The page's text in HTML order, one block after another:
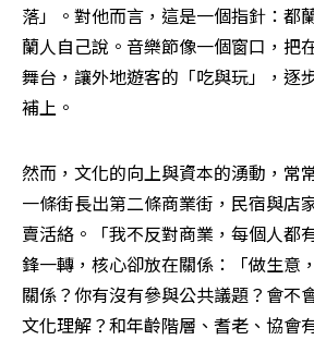
落」。對他而言，這是一個指針：都
蘭人自己說。音樂節像一個窗口，把
舞台，讓外地遊客的「吃與玩」，逐
補上。
然而，文化的向上與資本的湧動，常
一條街長出第二條商業街，民宿與店
賣活絡。「我不反對商業，每個人都
鋒一轉，核心卻放在關係：「做生意
關係？你有沒有參與公共議題？會不
文化理解？和年齡階層、耆老、協會